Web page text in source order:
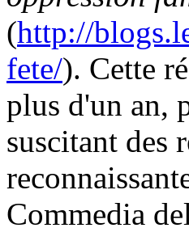
(http://
fete/). Cette
plus d'un an,
suscitant des
Commedia